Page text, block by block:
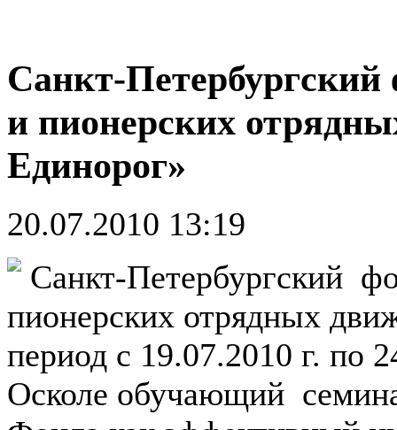
Санкт-Петербургский
и пионерских
Единорог»
20.07.2010 13:19
Санкт-Петербургский
пионерских отрядных
период с 19.07.2010 г. по
Осколе обучающий